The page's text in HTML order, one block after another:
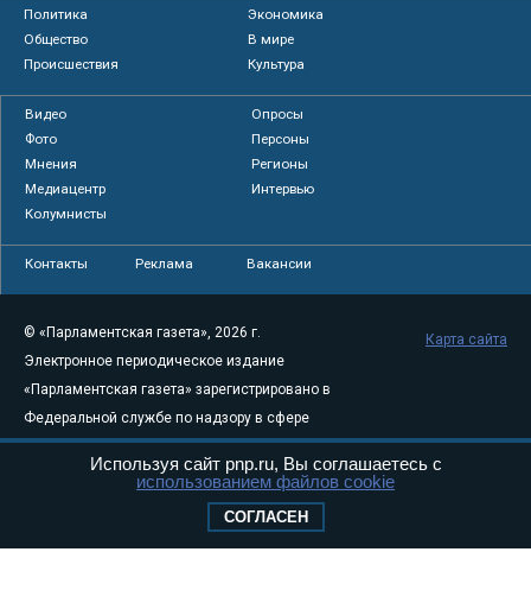
Политика
Экономика
Общество
В мире
Происшествия
Культура
Видео
Опросы
Фото
Персоны
Мнения
Регионы
Медиацентр
Интервью
Колумнисты
Контакты Реклама Вакансии
© «Парламентская газета», 2026 г.
Электронное периодическое издание
«Парламентская газета» зарегистрировано в
Федеральной службе по надзору в сфере
связи, информационных технологий и
массовых коммуникаций (Роскомнадзор) 05
Свидетельство о регистрации Эл № ФС77-
Карта сайта
Используя сайт pnp.ru, Вы соглашаетесь с
использованием файлов cookie
СОГЛАСЕН